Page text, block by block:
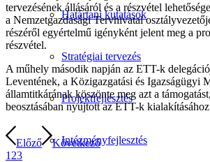
Határtani kutatások
Stratégiai tervezés
Projektfejlesztés
Intézményfejlesztés
tervezésének állásáról és a részvétel
a Nemzetgazdasági Tervhivatal
részéről egyértelmű igényként jelent meg a
részvétel.
A műhely második napján az ETT-k
Leventének, a Közigazgatási és Igazságügyi
államtitkárának köszönte meg azt a
beosztásában nyújtott az ETT-k
Előző
Következő
1 23